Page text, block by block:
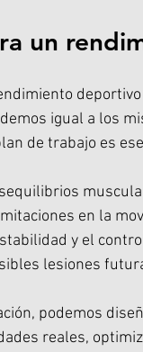
un
igual a los
de trabajo es
en la
y el
lesiones
podemos
reales,